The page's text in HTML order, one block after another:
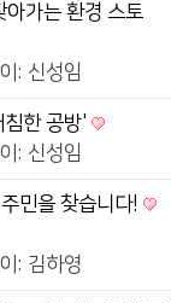
가는 환경 스토
: 신성임
한 공방'
: 신성임
민을 찾습니다!
: 김하영